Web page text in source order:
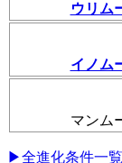
ウリム
イノム
マンム
▶全進化条件一覧